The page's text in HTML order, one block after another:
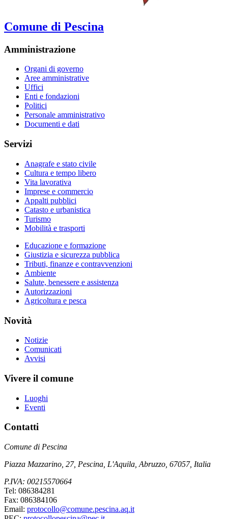
Comune di Pescina
Amministrazione
Organi di governo
Aree amministrative
Uffici
Enti e fondazioni
Politici
Personale amministrativo
Documenti e dati
Servizi
Anagrafe e stato civile
Cultura e tempo libero
Vita lavorativa
Imprese e commercio
Appalti pubblici
Catasto e urbanistica
Turismo
Mobilità e trasporti
Educazione e formazione
Giustizia e sicurezza pubblica
Tributi, finanze e contravvenzioni
Ambiente
Salute, benessere e assistenza
Autorizzazioni
Agricoltura e pesca
Novità
Notizie
Comunicati
Avvisi
Vivere il comune
Luoghi
Eventi
Contatti
Comune di Pescina
Piazza Mazzarino, 27, Pescina, L'Aquila, Abruzzo, 67057, Italia
P.IVA: 00215570664
Tel: 086384281
Fax: 086384106
Email: protocollo@comune.pescina.aq.it